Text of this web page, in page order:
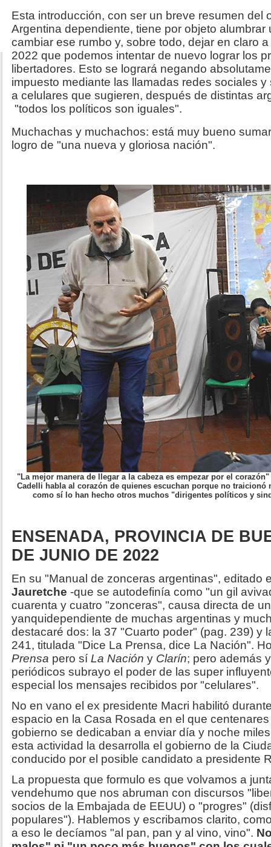
Esta introducción, con ser un breve resumen del
Argentina dependiente, tiene por objeto alumbrar
cambiar ese rumbo y, sobre todo, dejar en claro
2022 que podemos intentar de nuevo lograr los
libertadores. Esto se logrará negando
impuesto mediante las llamadas redes sociales
a celulares que sugieren, después de distintas
"todos los políticos son iguales".
Muchachas y muchachos: está muy bueno
logro de "una nueva y gloriosa nación".
"La mejor manera de llegar a la cabeza es empezar por el
Cadelli habla al corazón de quienes escuchan porque no traicionó
como sí lo han hecho otros muchos "dirigentes políticos y
ENSENADA, PROVINCIA DE
DE JUNIO DE 2022
En su "Manual de zonceras argentinas", editado
Jauretche -que se autodefinía como "un gil
cuarenta y cuatro "zonceras", causa directa de
yanquidependiente de muchas argentinas y
destacaré dos: la 37 "Cuarto poder" (pag. 239) y
241, titulada "Dice La Prensa, dice La Nación".
Prensa pero sí La Nación y Clarín; pero además
periódicos subrayo el poder de las super
especial los mensajes recibidos por "celulares".
No en vano el ex presidente Macri habilitó
espacio en la Casa Rosada en el que
gobierno se dedicaban a enviar día y noche
esta actividad la desarrolla el gobierno de la
conducido por el posible candidato a presidente
La propuesta que formulo es que volvamos a
vendehumo que nos abruman con discursos
socios de la Embajada de EEUU) o "progres"
populares"). Hablemos y escribamos clarito,
a eso le decíamos "al pan, pan y al vino, vino".